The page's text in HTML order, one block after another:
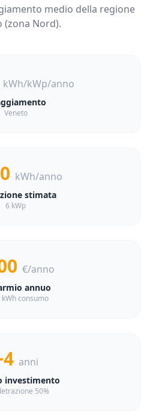
medio della regione
(zona Nord).
kWh/kWp/anno
Veneto
kWh/anno
stimata
6 kWp
€/anno
annuo
consumo
anni
investimento
50%